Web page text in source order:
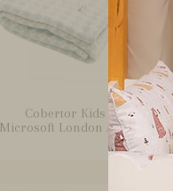
Cobertor Kids
Microsoft London Azul